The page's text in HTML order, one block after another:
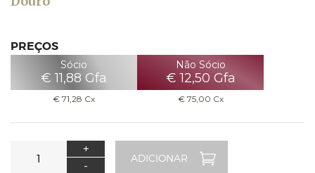
PREÇOS
Sócio
€ 11,88 Gfa
€ 71,28 Cx
Não Sócio
€ 12,50 Gfa
€ 75,00 Cx
+
-